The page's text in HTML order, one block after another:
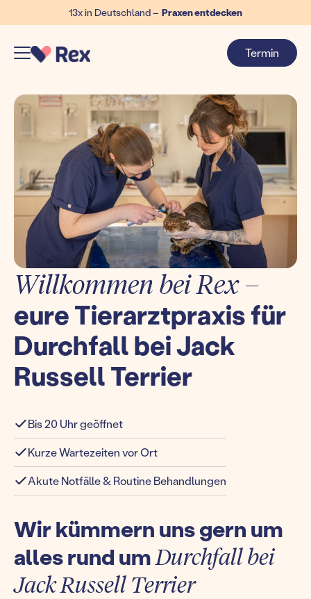
13x in Deutschland – Praxen entdecken
Termin
Willkommen bei Rex –
eure Tierarztpraxis für
Durchfall bei Jack
Russell Terrier
Bis 20 Uhr geöffnet
Kurze Wartezeiten vor Ort
Akute Notfälle & Routine Behandlungen
Wir kümmern uns gern um
alles rund umDurchfall bei
Jack Russell Terrier